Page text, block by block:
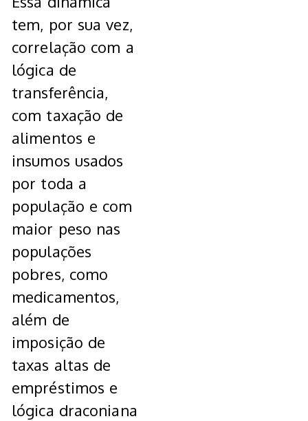
tem, por sua vez,
correlação com a
lógica de
transferência,
com taxação de
alimentos e
insumos usados
por toda a
população e com
maior peso nas
populações
pobres, como
medicamentos,
além de
imposição de
taxas altas de
empréstimos e
lógica draconiana